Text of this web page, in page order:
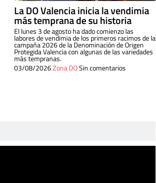
La DO Valencia inicia la vendimia
más temprana de su historia
El lunes 3 de agosto ha dado comienzo las
labores de vendimia de los primeros racimos de la
campaña 2026 de la Denominación de Origen
Protegida Valencia con algunas de las variedades
más tempranas.
03/08/2026Zona DOSin comentarios